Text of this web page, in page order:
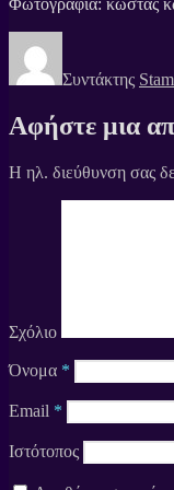
Συντάκτης
Αφήστε μια
Η ηλ. διεύθυνση σας
Σχόλιο
Όνομα *
Email *
Ιστότοπος